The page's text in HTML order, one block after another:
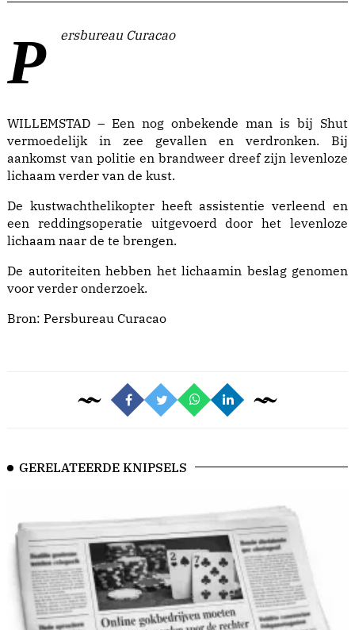
Persbureau Curacao
WILLEMSTAD – Een nog onbekende man is bij Shut
vermoedelijk in zee gevallen en verdronken. Bij
aankomst van politie en brandweer dreef zijn levenloze
lichaam verder van de kust.
De kustwachthelikopter heeft assistentie verleend en
een reddingsoperatie uitgevoerd door het levenloze
lichaam naar de te brengen.
De autoriteiten hebben het lichaamin beslag genomen
voor verder onderzoek.
Bron: Persbureau Curacao
GERELATEERDE KNIPSELS